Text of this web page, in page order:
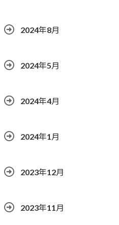
2024年8月
2024年5月
2024年4月
2024年1月
2023年12月
2023年11月